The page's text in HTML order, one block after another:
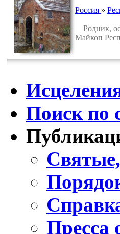
Россия »
Родник,
Майкоп
Поиск по
Пресса